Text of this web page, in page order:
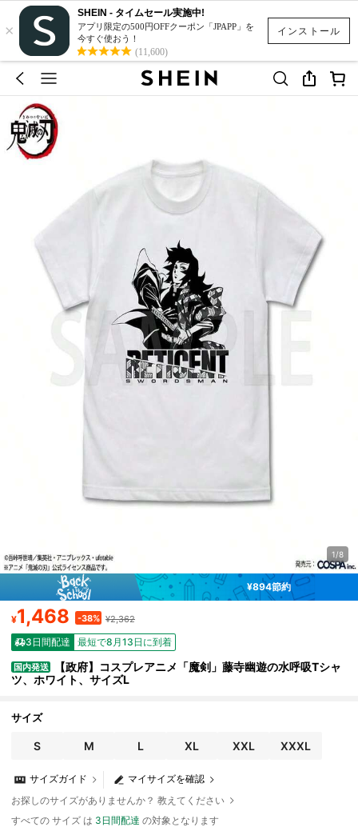
インストール
×
SHEIN - タイムセール実施中!
アプリ限定の500円OFFクーポン「JPAPP」を
今すぐ使おう！
(11,600)
1/8
¥894節約
¥1,468 -38% ¥2,362
3日間配達 最短で8月13日に到着
国内発送
【政府】コスプレアニメ「魔剣」藤寺幽遊の水呼吸Tシャ
ツ、ホワイト、サイズL
サイズ
S M L XL XXL XXXL
マイサイズを確認
サイズガイド
お探しのサイズがありませんか？ 教えてください
すべての サイズ は 3日間配達 の対象となります